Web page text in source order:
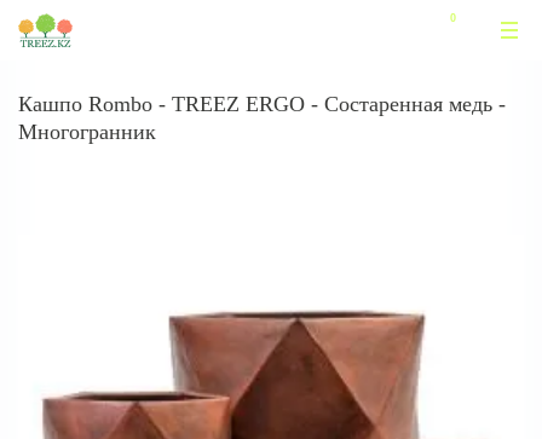
Кашпо Rombo - TREEZ ERGO - Состаренная медь -
Многогранник